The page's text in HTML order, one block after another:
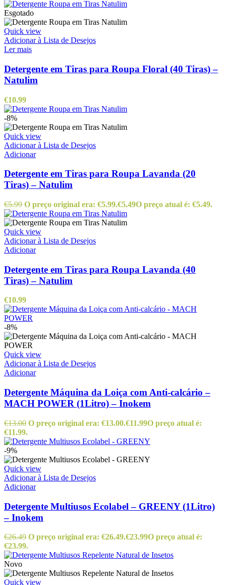
Esgotado
Quick view
Adicionar à Lista de Desejos
Ler mais
Detergente em Tiras para Roupa Floral (40 Tiras) –
Natulim
€10.99
-8%
Quick view
Adicionar à Lista de Desejos
Adicionar
Detergente em Tiras para Roupa Lavanda (20
Tiras) – Natulim
€5.99 O preço original era: €5.99.€5.49O preço atual é: €5.49.
Quick view
Adicionar à Lista de Desejos
Adicionar
Detergente em Tiras para Roupa Lavanda (40
Tiras) – Natulim
€10.99
-8%
Quick view
Adicionar à Lista de Desejos
Adicionar
Detergente Máquina da Loiça com Anti-calcário –
MACH POWER (1Litro) – Inokem
€13.00 O preço original era: €13.00.€11.99O preço atual é:
€11.99.
-9%
Quick view
Adicionar à Lista de Desejos
Adicionar
Detergente Multiusos Ecolabel – GREENY (1Litro)
– Inokem
€26.49 O preço original era: €26.49.€23.99O preço atual é:
€23.99.
Novo
Quick view